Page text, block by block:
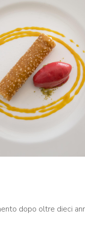
dopo oltre dieci